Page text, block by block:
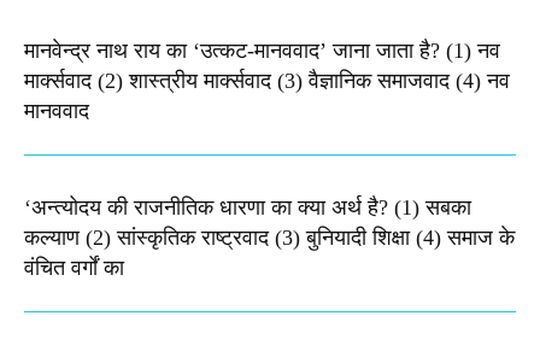
मानवेन्द्र नाथ राय का ‘उत्कट-मानववाद’ जाना जाता है? (1) नव
मार्क्सवाद (2) शास्त्रीय मार्क्सवाद (3) वैज्ञानिक समाजवाद (4) नव
मानववाद
‘अन्त्योदय की राजनीतिक धारणा का क्या अर्थ है? (1) सबका
कल्याण (2) सांस्कृतिक राष्ट्रवाद (3) बुनियादी शिक्षा (4) समाज के
वंचित वर्गों का